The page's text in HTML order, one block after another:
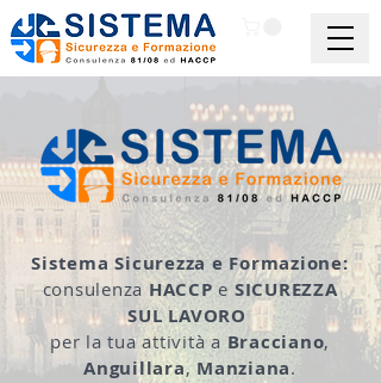
Sistema Sicurezza e Formazione:
consulenza HACCP e SICUREZZA
SUL LAVORO
per la tua attività a Bracciano,
Anguillara,Manziana.